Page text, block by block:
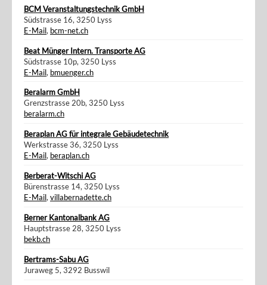
BCM Veranstaltungstechnik GmbH
Südstrasse 16, 3250 Lyss
E-Mail, bcm-net.ch
Beat Münger Intern. Transporte AG
Südstrasse 10p, 3250 Lyss
E-Mail, bmuenger.ch
Beralarm GmbH
Grenzstrasse 20b, 3250 Lyss
beralarm.ch
Beraplan AG für integrale Gebäudetechnik
Werkstrasse 36, 3250 Lyss
E-Mail, beraplan.ch
Berberat-Witschi AG
Bürenstrasse 14, 3250 Lyss
E-Mail,villabernadette.ch
Berner Kantonalbank AG
Hauptstrasse 28, 3250 Lyss
bekb.ch
Bertrams-Sabu AG
Juraweg 5, 3292 Busswil